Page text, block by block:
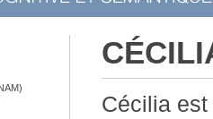
Cécilia